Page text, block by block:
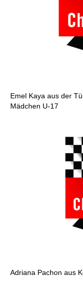
Emel Kaya aus der
Mädchen U-17
Adriana Pachon aus